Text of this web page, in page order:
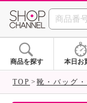
商品を探す 本日お
TOP 靴・バッグ